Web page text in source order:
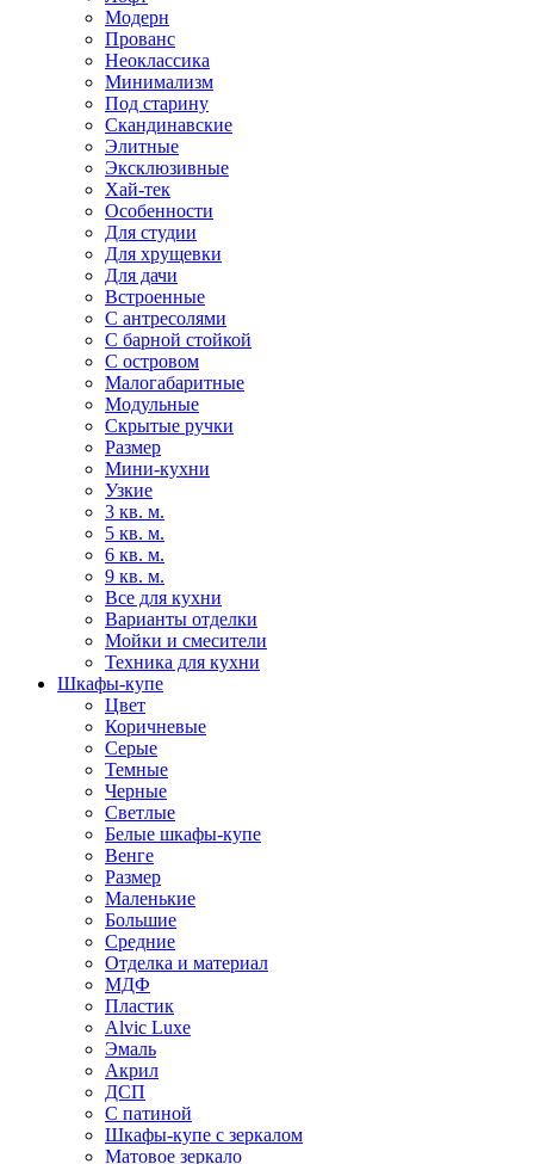
Модерн
Прованс
Неоклассика
Минимализм
Под старину
Скандинавские
Элитные
Эксклюзивные
Хай-тек
Особенности
Для студии
Для хрущевки
Для дачи
Встроенные
С антресолями
С барной стойкой
С островом
Малогабаритные
Модульные
Скрытые ручки
Размер
Мини-кухни
Узкие
3 кв. м.
5 кв. м.
6 кв. м.
9 кв. м.
Все для кухни
Варианты отделки
Мойки и смесители
Техника для кухни
Шкафы-купе
Цвет
Коричневые
Серые
Темные
Черные
Светлые
Белые шкафы-купе
Венге
Размер
Маленькие
Большие
Средние
Отделка и материал
МДФ
Пластик
Alvic Luxe
Эмаль
Акрил
ДСП
С патиной
Шкафы-купе с зеркалом
Матовое зеркало